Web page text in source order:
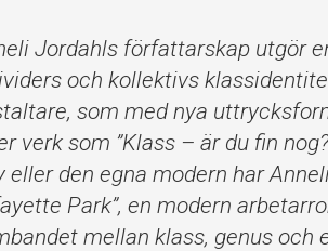
Jordahls författarskap utgör
och kollektivs
som med nya
verk som ”Klass – är du fin
eller den egna modern har
Park”, en modern
mellan klass, genus och